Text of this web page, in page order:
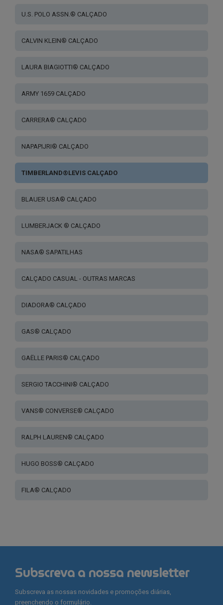
U.S. POLO ASSN.® CALÇADO
CALVIN KLEIN® CALÇADO
LAURA BIAGIOTTI® CALÇADO
ARMY 1659 CALÇADO
CARRERA® CALÇADO
NAPAPIJRI® CALÇADO
TIMBERLAND®LEVIS CALÇADO
BLAUER USA® CALÇADO
LUMBERJACK ® CALÇADO
NASA® SAPATILHAS
CALÇADO CASUAL - OUTRAS MARCAS
DIADORA® CALÇADO
GAS® CALÇADO
GAËLLE PARIS® CALÇADO
SERGIO TACCHINI® CALÇADO
VANS® CONVERSE® CALÇADO
RALPH LAUREN® CALÇADO
HUGO BOSS® CALÇADO
FILA® CALÇADO
Subscreva a nossa newsletter
Subscreva as nossas novidades e promoções diárias,
preenchendo o formulário.